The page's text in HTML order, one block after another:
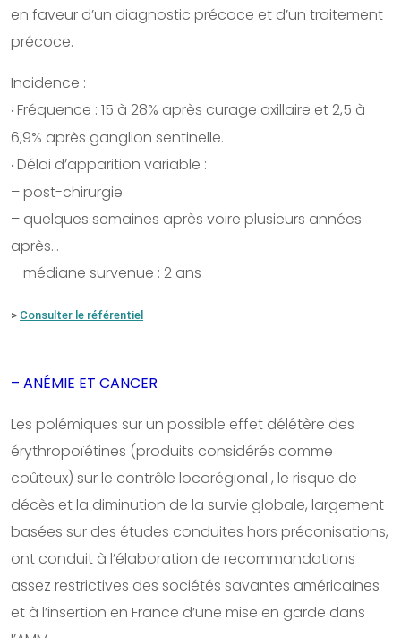
en faveur d’un diagnostic précoce et d’un traitement
précoce.
Incidence :
• Fréquence : 15 à 28% après curage axillaire et 2,5 à
6,9% après ganglion sentinelle.
• Délai d’apparition variable :
– post-chirurgie
– quelques semaines après voire plusieurs années
après…
– médiane survenue : 2 ans
> Consulter le référentiel
– ANÉMIE ET CANCER
Les polémiques sur un possible effet délétère des
érythropoïétines (produits considérés comme
coûteux) sur le contrôle locorégional , le risque de
décès et la diminution de la survie globale, largement
basées sur des études conduites hors préconisations,
ont conduit à l’élaboration de recommandations
assez restrictives des sociétés savantes américaines
et à l’insertion en France d’une mise en garde dans